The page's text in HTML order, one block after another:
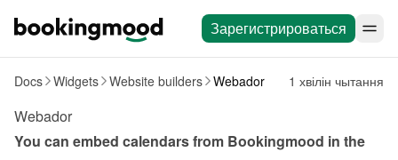
Зарегистрироваться
Docs Widgets Website builders Webador 1 хвілін чытання
Webador
You can embed calendars from Bookingmood in the